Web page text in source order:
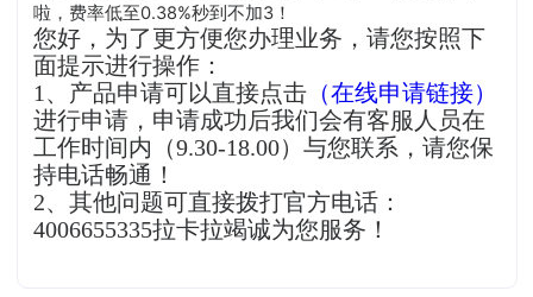
啦，费率低至0.38%秒到不加3！
您好，为了更方便您办理业务，请您按照下
面提示进行操作：
1、产品申请可以直接点击 （在线申请链接）
进行申请，申请成功后我们会有客服人员在
工作时间内（9.30-18.00）与您联系，请您保
持电话畅通！
2、其他问题可直接拨打官方电话：
4006655335拉卡拉竭诚为您服务！